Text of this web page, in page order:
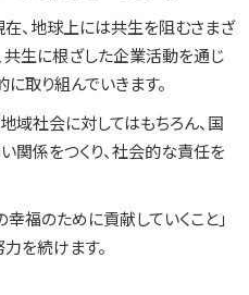
在、地球上には共生を阻むさまざ
共生に根ざした企業活動を通じ
取り組んでいきます。
域社会に対してはもちろん、国
関係をつくり、社会的な責任を
福のために貢献していくこと」
を続けます。